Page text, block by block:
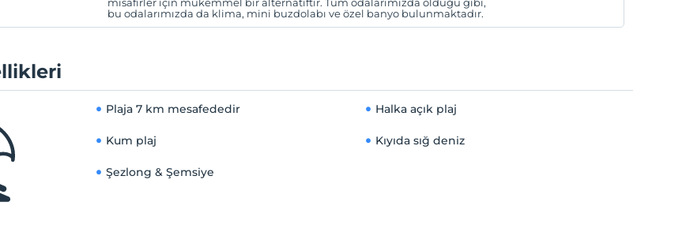
bu odalarımızda da klima, mini buzdolabı ve özel banyo bulunmaktadır.
Plaja 7 km mesafededir Halka açık plaj
Kum plaj Kıyıda sığ deniz
Şezlong & Şemsiye